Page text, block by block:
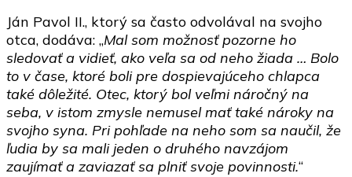
Ján Pavol II., ktorý sa často odvolával na svojho
otca, dodáva: „Mal som možnosť pozorne ho
sledovať a vidieť, ako veľa sa od neho žiada … Bolo
to v čase, ktoré boli pre dospievajúceho chlapca
také dôležité. Otec, ktorý bol veľmi náročný na
seba, v istom zmysle nemusel mať také nároky na
svojho syna. Pri pohľade na neho som sa naučil, že
ľudia by sa mali jeden o druhého navzájom
zaujímať a zaviazať sa plniť svoje povinnosti.“